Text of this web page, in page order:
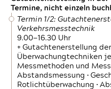
Termine, nicht einzeln
Termin 1/2:
Verkehrsmesstechnik
9.00—16.30 Uhr
+ Gutachtenerstellung
Überwachungtechniken
Messmethoden und
Abstandsmessung •
Rotlichtüberwachung •